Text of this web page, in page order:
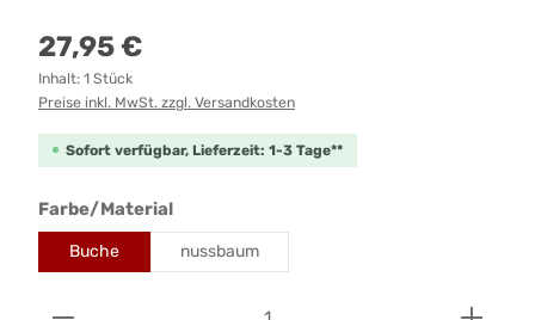
Regulärer Preis:
27,95 €
Inhalt: 1 Stück
Preise inkl. MwSt. zzgl. Versandkosten
Sofort verfügbar, Lieferzeit: 1-3 Tage**
Farbe/Materialauswählen
Buche nussbaum
Produkt Anzahl: Gib den gewünschten Wert